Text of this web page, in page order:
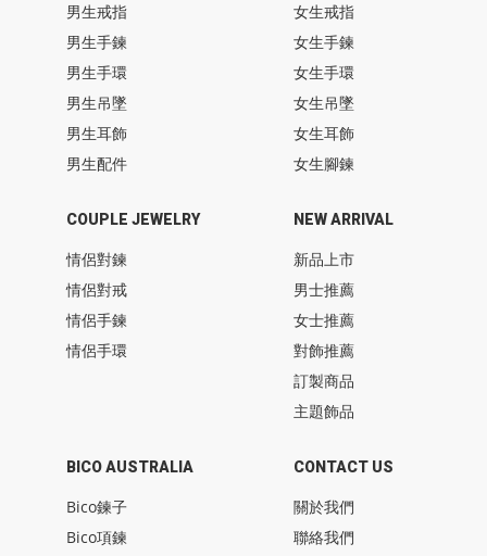
男生戒指
男生手鍊
男生手環
男生吊墜
男生耳飾
男生配件
女生戒指
女生手鍊
女生手環
女生吊墜
女生耳飾
女生腳鍊
COUPLE JEWELRY
情侶對鍊
情侶對戒
情侶手鍊
情侶手環
BICO AUSTRALIA
Bico鍊子
Bico項鍊
NEW ARRIVAL
新品上市
男士推薦
女士推薦
對飾推薦
訂製商品
主題飾品
CONTACT US
關於我們
聯絡我們